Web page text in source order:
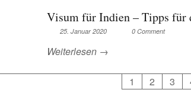
Visum für Indien – Tipps für
25. Januar 2020 0 Comment
Weiterlesen →
1 2 3